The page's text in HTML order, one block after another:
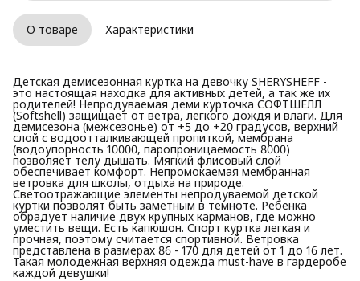
О товаре Характеристики
Детская демисезонная куртка на девочку SHERYSHEFF -
это настоящая находка для активных детей, а так же их
родителей! Непродуваемая деми курточка СОФТШЕЛЛ
(Softshell) защищает от ветра, легкого дождя и влаги. Для
демисезона (межсезонье) от +5 до +20 градусов, верхний
слой с водоотталкивающей пропиткой, мембрана
(водоупорность 10000, паропроницаемость 8000)
позволяет телу дышать. Мягкий флисовый слой
обеспечивает комфорт. Непромокаемая мембранная
ветровка для школы, отдыха на природе.
Светоотражающие элементы непродуваемой детской
куртки позволят быть заметным в темноте. Ребёнка
обрадует наличие двух крупных карманов, где можно
уместить вещи. Есть капюшон. Спорт куртка легкая и
прочная, поэтому считается спортивной. Ветровка
представлена в размерах 86 - 170 для детей от 1 до 16 лет.
Такая молодежная верхняя одежда must-have в гардеробе
каждой девушки!